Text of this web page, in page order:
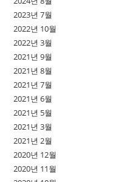
2023년 7월
2022년 10월
2022년 3월
2021년 9월
2021년 8월
2021년 7월
2021년 6월
2021년 5월
2021년 3월
2021년 2월
2020년 12월
2020년 11월